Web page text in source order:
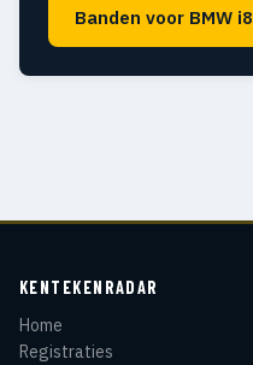
Banden voor BMW i8
KENTEKENRADAR
Home
Registraties